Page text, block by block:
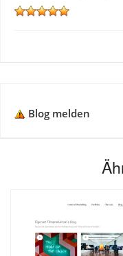
Blog melden